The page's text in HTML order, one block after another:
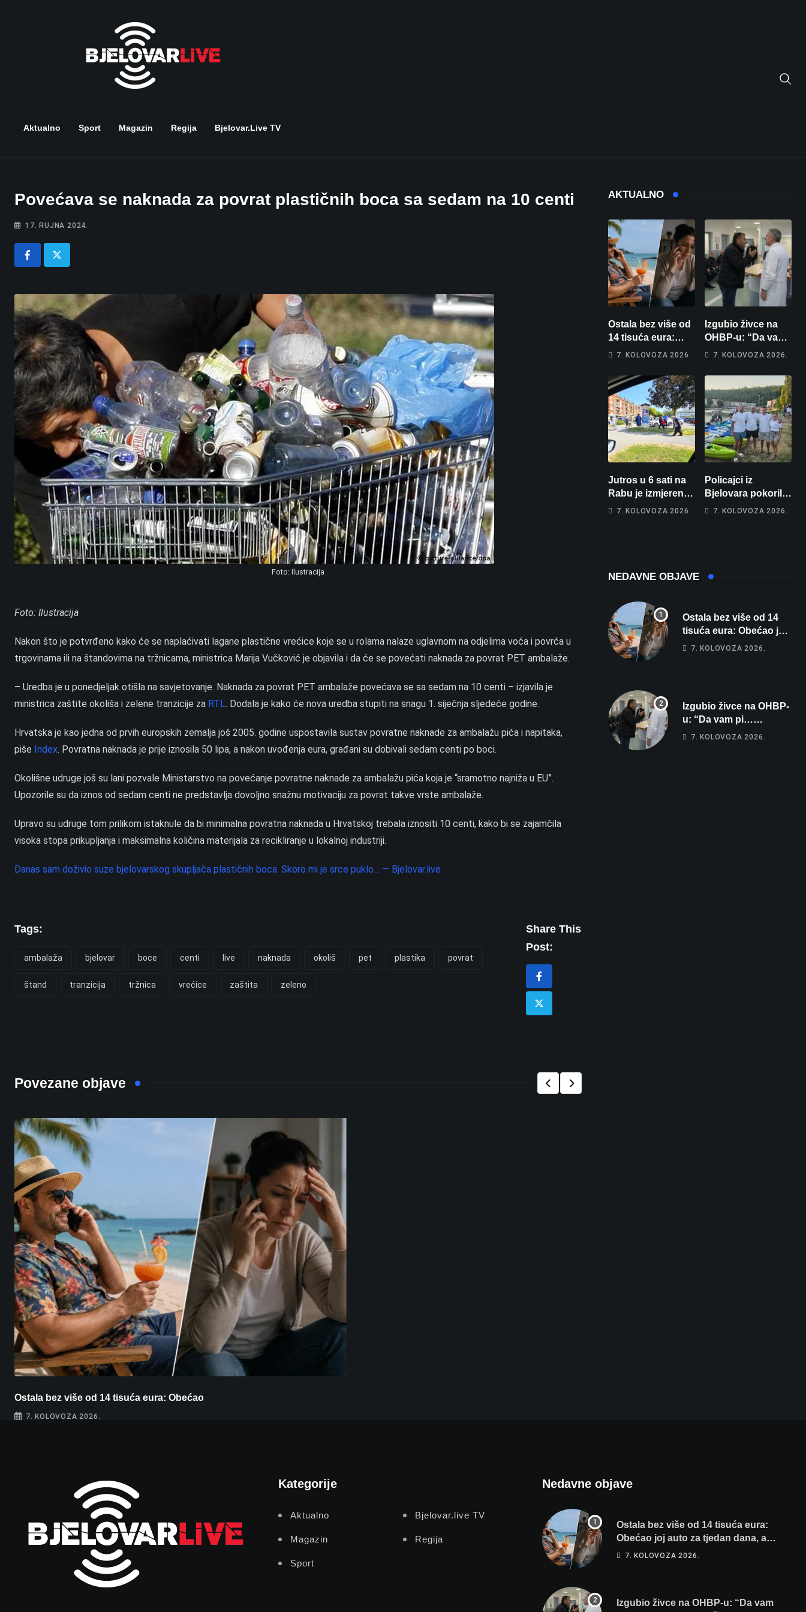
Aktualno Sport Magazin Regija Bjelovar.live TV
Povećava se naknada za povrat plastičnih boca sa sedam na 10 centi
17. RUJNA 2024.
Foto: Ilustracija
Foto: Ilustracija
Nakon što je potvrđeno kako će se naplaćivati lagane plastične vrećice koje se u rolama nalaze uglavnom na odjelima voća i povrća u
trgovinama ili na štandovima na tržnicama, ministrica Marija Vučković je objavila i da će se povećati naknada za povrat PET ambalaže.
– Uredba je u ponedjeljak otišla na savjetovanje. Naknada za povrat PET ambalaže povećava se sa sedam na 10 centi – izjavila je
ministrica zaštite okoliša i zelene tranzicije za RTL. Dodala je kako će nova uredba stupiti na snagu 1. siječnja sljedeće godine.
Hrvatska je kao jedna od prvih europskih zemalja još 2005. godine uspostavila sustav povratne naknade za ambalažu pića i napitaka,
piše Index. Povratna naknada je prije iznosila 50 lipa, a nakon uvođenja eura, građani su dobivali sedam centi po boci.
Okolišne udruge još su lani pozvale Ministarstvo na povećanje povratne naknade za ambalažu pića koja je “sramotno najniža u EU”.
Upozorile su da iznos od sedam centi ne predstavlja dovoljno snažnu motivaciju za povrat takve vrste ambalaže.
Upravo su udruge tom prilikom istaknule da bi minimalna povratna naknada u Hrvatskoj trebala iznositi 10 centi, kako bi se zajamčila
visoka stopa prikupljanja i maksimalna količina materijala za recikliranje u lokalnoj industriji.
Danas sam doživio suze bjelovarskog skupljača plastičnih boca. Skoro mi je srce puklo… — Bjelovar.live
Tags:
ambalaža bjelovar boce centi live naknada okoliš pet plastika povrat
štand tranzicija tržnica vrećice zaštita zeleno
Share This
Post:
Povezane objave
Ostala bez više od 14 tisuća eura: Obećao
7. KOLOVOZA 2026.
AKTUALNO
Ostala bez više od
14 tisuća eura:
Obećao joj auto za
zatim izmišljao
opravdanja
7. KOLOVOZA 2026.
Izgubio živce na
OHBP-u: “Da vam
pi… materina!”
vrijeđao i vikao na
djelatnike
7. KOLOVOZA 2026.
Jutros u 6 sati na
Rabu je izmjereno
31, u Bjelovaru
7. KOLOVOZA 2026.
Policajci iz
Bjelovara pokorili
Zrmanju!
kupu POSKOK 3
7. KOLOVOZA 2026.
NEDAVNE OBJAVE
Ostala bez više od 14
tisuća eura: Obećao joj
auto za tjedan dana, a
7. KOLOVOZA 2026.
Izgubio živce na OHBP-
u: “Da vam pi…
materina!” Zbog člana
7. KOLOVOZA 2026.
Kategorije
Aktualno Bjelovar.live TV
Magazin Regija
Sport
Nedavne objave
Ostala bez više od 14 tisuća eura:
Obećao joj auto za tjedan dana, a
zatim izmišljao opravdanja
7. KOLOVOZA 2026.
Izgubio živce na OHBP-u: “Da vam